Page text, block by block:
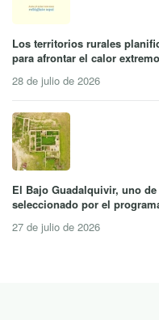
Los territorios rurales
para afrontar el calor extremo
28 de julio de 2026
El Bajo Guadalquivir, uno
seleccionado por el
27 de julio de 2026